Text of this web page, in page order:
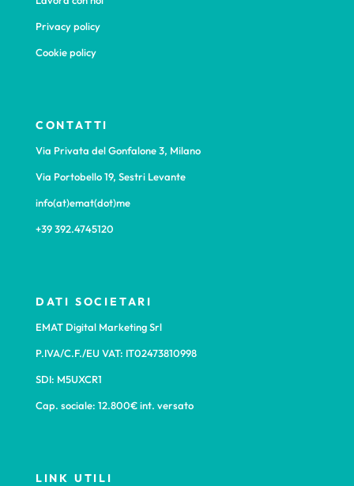
Privacy policy
Cookie policy
CONTATTI
Via Privata del Gonfalone 3, Milano
Via Portobello 19, Sestri Levante
info(at)emat(dot)me
+39 392.4745120
DATI SOCIETARI
EMAT Digital Marketing Srl
P.IVA/C.F./EU VAT: IT02473810998
SDI: M5UXCR1
Cap. sociale: 12.800€ int. versato
LINK UTILI